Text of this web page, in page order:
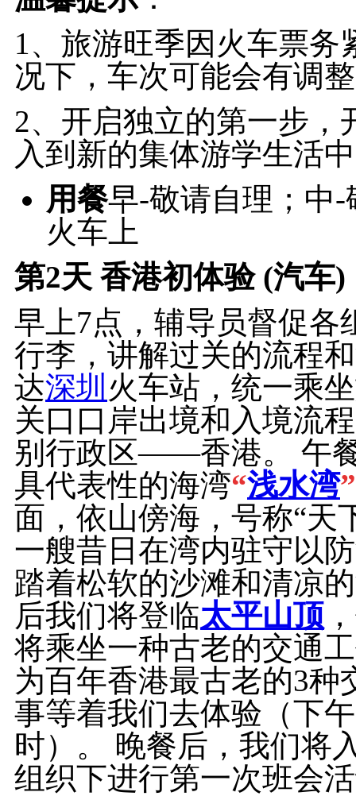
1、旅游旺季因火车票
况下，车次可能会有调
2、开启独立的第一步，
入到新的集体游学生活
用餐早-敬请自理；中
火车上
第2天 香港初体验 (汽车)
早上7点，辅导员督促各
行李，讲解过关的流程
达深圳 火车站，统一乘
关口口岸出境和入境流
别行政区——香港。 午
具代表性的海湾“浅水湾
面，依山傍海，号称“天
一艘昔日在湾内驻守以
踏着松软的沙滩和清凉
后我们将登临太平山顶
将乘坐一种古老的交通
为百年香港最古老的3
事等着我们去体验（下
时）。 晚餐后，我们将
组织下进行第一次班会